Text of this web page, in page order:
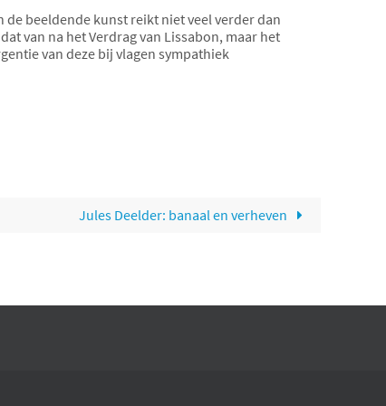
de beeldende kunst reikt niet veel verder dan
van na het Verdrag van Lissabon, maar het
van deze bij vlagen sympathiek
Jules Deelder: banaal en verheven